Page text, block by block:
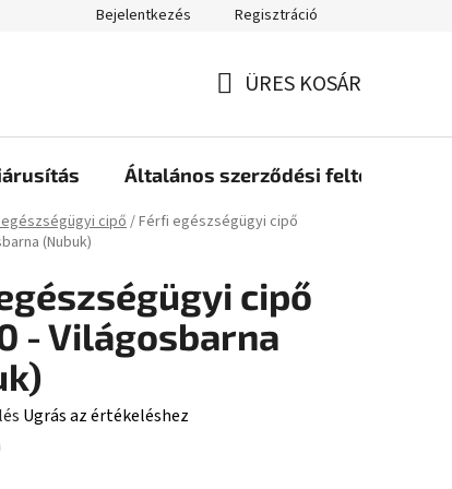
Bejelentkezés Regisztráció
ÜRES KOSÁR
Általános szerződési feltételek
cipő/Férfi egészségügyi cipő
(Nubuk)
cipő
- Világosbarna
Ugrás az értékeléshez